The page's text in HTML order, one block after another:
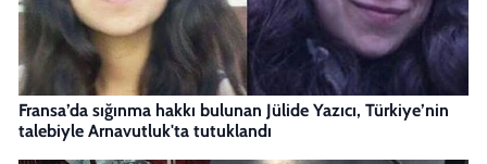
Fransa’da sığınma hakkı bulunan Jülide Yazıcı, Türkiye’nin
talebiyle Arnavutluk'ta tutuklandı